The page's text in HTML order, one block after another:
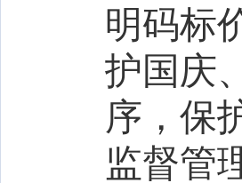
明码标
护国庆
序，保
监督管